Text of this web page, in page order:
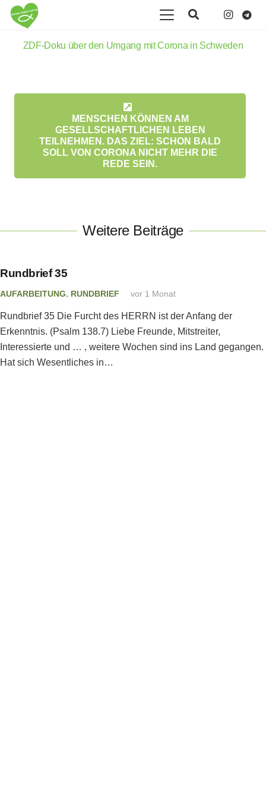
ZDF-Doku über den Umgang mit Corona in Schweden
MENSCHEN KÖNNEN AM
GESELLSCHAFTLICHEN LEBEN
TEILNEHMEN. DAS ZIEL: SCHON BALD
SOLL VON CORONA NICHT MEHR DIE
REDE SEIN.
Weitere Beiträge
Rundbrief 35
AUFARBEITUNG, RUNDBRIEF vor 1 Monat
Rundbrief 35 Die Furcht des HERRN ist der Anfang der
Erkenntnis. (Psalm 138.7) Liebe Freunde, Mitstreiter,
Interessierte und … , weitere Wochen sind ins Land gegangen.
Hat sich Wesentliches in…